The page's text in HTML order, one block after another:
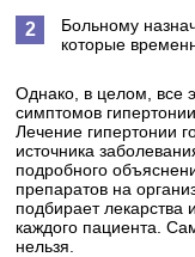
Больному
которые
Однако, в целом, все
симптомов
Лечение гипертонии
источника
подробного
препаратов на
подбирает лекарства
каждого пациента.
нельзя.